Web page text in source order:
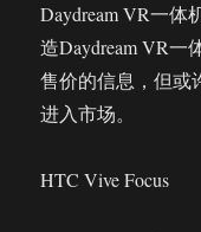
Daydream VR一
造Daydream VR
售价的信息，但或
进入市场。
HTC Vive Focus